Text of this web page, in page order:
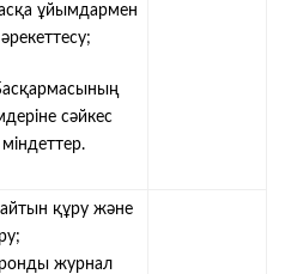
ұйымдармен
сәйкес
құру және
журнал